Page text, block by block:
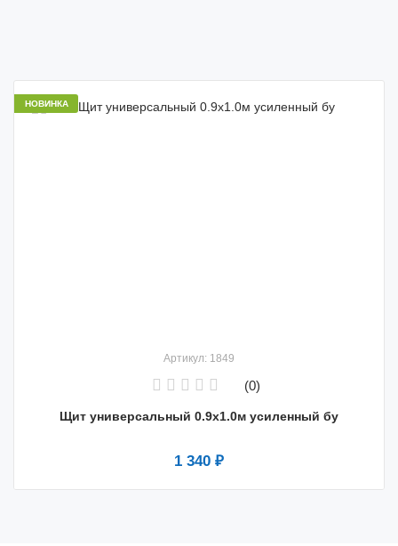
НОВИНКА
Артикул: 1849
(0)
Щит универсальный 0.9х1.0м усиленный бу
1 340 ₽